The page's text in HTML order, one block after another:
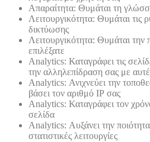
Απαραίτητα: Θυμάται τη
Λειτουργικότητα: Θυμάται τις
δικτύωσης
Λειτουργικότητα: Θυμάται την
επιλέξατε
Analytics: Καταγράφει τις
την αλληλεπίδραση σας με
Analytics: Ανιχνεύει την
βάσει τον αριθμό ΙΡ σας
Analytics: Καταγράφει τον
σελίδα
Analytics: Αυξάνει την
στατιστικές λειτουργίες